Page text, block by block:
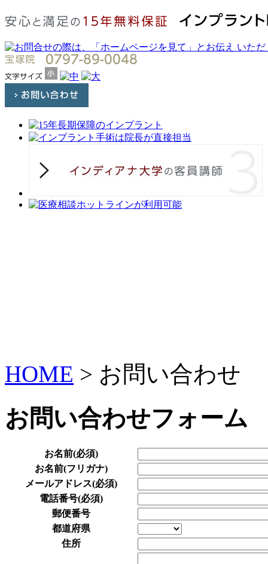
HOME > お問い合わせ
お問い合わせフォーム
お名前(必須)
お名前(フリガナ)
メールアドレス(必須)
電話番号(必須)
郵便番号
都道府県
住所